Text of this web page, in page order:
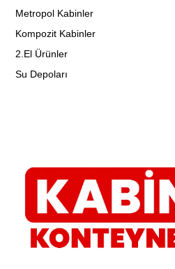
Metropol Kabinler
Kompozit Kabinler
2.El Ürünler
Su Depoları